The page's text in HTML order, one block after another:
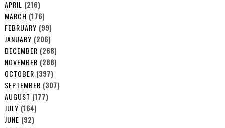
APRIL (216)
MARCH (176)
FEBRUARY (99)
JANUARY (206)
DECEMBER (268)
NOVEMBER (288)
OCTOBER (397)
SEPTEMBER (307)
AUGUST (177)
JULY (164)
JUNE (92)